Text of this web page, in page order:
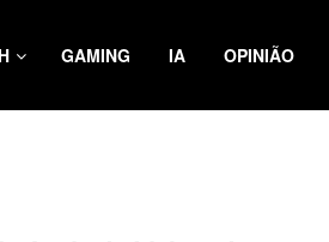
GAMING IA OPINIÃO